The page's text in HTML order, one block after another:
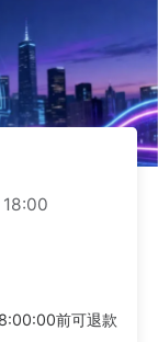
前可退款